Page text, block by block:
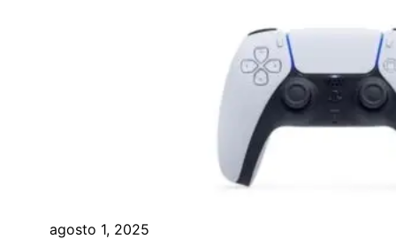
agosto 1, 2025